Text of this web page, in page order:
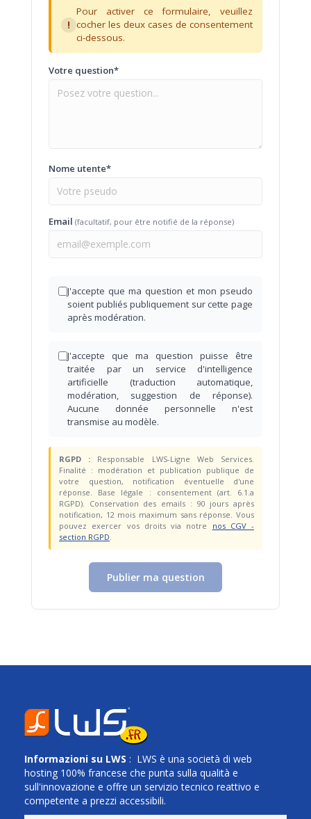
!
Pour activer ce formulaire, veuillez
cocher les deux cases de consentement
ci-dessous.
Votre question*
Nome utente*
Email (facultatif, pour être notifié de la réponse)
J'accepte que ma question et mon pseudo
soient publiés publiquement sur cette page
après modération.
J'accepte que ma question puisse être
traitée par un service d'intelligence
artificielle (traduction automatique,
modération, suggestion de réponse).
Aucune donnée personnelle n'est
transmise au modèle.
RGPD : Responsable LWS-Ligne Web Services.
Finalité : modération et publication publique de
votre question, notification éventuelle d'une
réponse. Base légale : consentement (art. 6.1.a
RGPD). Conservation des emails : 90 jours après
notification, 12 mois maximum sans réponse. Vous
pouvez exercer vos droits via notre nos CGV -
section RGPD.
Publier ma question
Informazioni su LWS : LWS è una società di web
hosting 100% francese che punta sulla qualità e
sull'innovazione e offre un servizio tecnico reattivo e
competente a prezzi accessibili.